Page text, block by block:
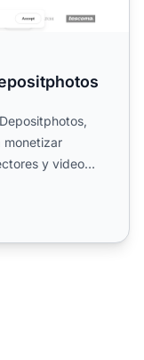
monetizar
y videos